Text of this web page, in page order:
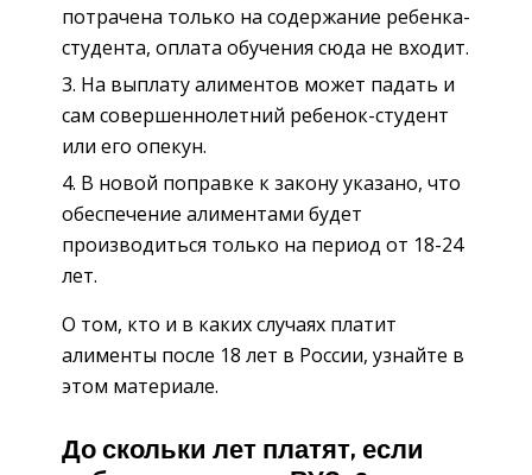
потрачена только на содержание ребенка-
студента, оплата обучения сюда не входит.
На выплату алиментов может падать и
сам совершеннолетний ребенок-студент
или его опекун.
В новой поправке к закону указано, что
обеспечение алиментами будет
производиться только на период от 18-24
лет.
О том, кто и в каких случаях платит
алименты после 18 лет в России, узнайте в
этом материале.
До скольки лет платят, если